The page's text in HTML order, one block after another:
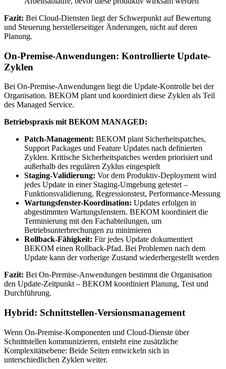
Fazit: Bei Cloud-Diensten liegt der Schwerpunkt auf Bewertung
und Steuerung herstellerseitiger Änderungen, nicht auf deren
Planung.
On-Premise-Anwendungen: Kontrollierte Update-
Zyklen
Bei On-Premise-Anwendungen liegt die Update-Kontrolle bei der
Organisation. BEKOM plant und koordiniert diese Zyklen als Teil
des Managed Service.
Betriebspraxis mit BEKOM MANAGED:
Patch-Management: BEKOM plant Sicherheitspatches,
Support Packages und Feature Updates nach definierten
Zyklen. Kritische Sicherheitspatches werden priorisiert und
außerhalb des regulären Zyklus eingespielt
Staging-Validierung: Vor dem Produktiv-Deployment wird
jedes Update in einer Staging-Umgebung getestet –
Funktionsvalidierung, Regressionstest, Performance-Messung
Wartungsfenster-Koordination: Updates erfolgen in
abgestimmten Wartungsfenstern. BEKOM koordiniert die
Terminierung mit den Fachabteilungen, um
Betriebsunterbrechungen zu minimieren
Rollback-Fähigkeit: Für jedes Update dokumentiert
BEKOM einen Rollback-Pfad. Bei Problemen nach dem
Update kann der vorherige Zustand wiederhergestellt werden
Fazit: Bei On-Premise-Anwendungen bestimmt die Organisation
den Update-Zeitpunkt – BEKOM koordiniert Planung, Test und
Durchführung.
Hybrid: Schnittstellen-Versionsmanagement
Wenn On-Premise-Komponenten und Cloud-Dienste über
Schnittstellen kommunizieren, entsteht eine zusätzliche
Komplexitätsebene: Beide Seiten entwickeln sich in
unterschiedlichen Zyklen weiter.